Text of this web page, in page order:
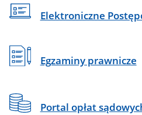
Elektroniczne
Egzaminy prawnicze
Portal opłat